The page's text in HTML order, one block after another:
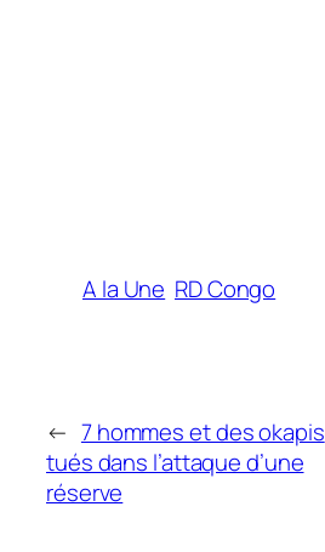
A la Une RD Congo
← 7 hommes et des okapis
tués dans l’attaque d’une
réserve